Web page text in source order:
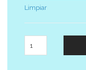
Limpiar